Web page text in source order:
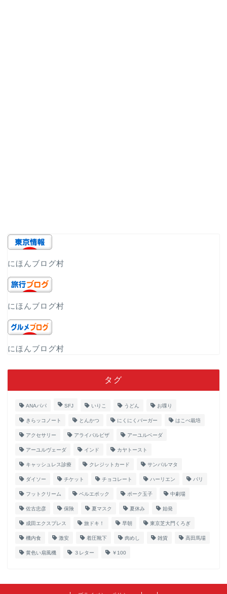
にほんブログ村
にほんブログ村
にほんブログ村
タグ
ANAパパ SFJ いりこ うどん お喋り
きらッコノート とんかつ にくにくバーガー はこべ栽培
アクセサリー アライバルビザ アーユルベーダ
アーユルヴェーダ インド カヤトースト
キャッシュレス診療 クレジットカード サンバルマタ
ダイソー チケット チョコレート ハーリエン パリ
フットクリーム ベルエポック ポーク玉子 中劇場
佐古忠彦 保険 夏マスク 夏休み 始発
成田エクスプレス 旅ドキ！ 早朝 東京芝大門くろぎ
機内食 激安 着圧靴下 肉めし 雑貨 高田馬場
黄色い扇風機 ３レター ￥100